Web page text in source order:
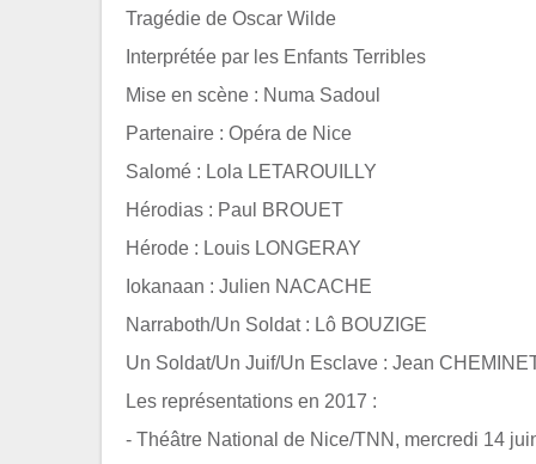
Tragédie de Oscar Wilde
Interprétée par les Enfants Terribles
Mise en scène : Numa Sadoul
Partenaire : Opéra de Nice
Salomé : Lola LETAROUILLY
Hérodias : Paul BROUET
Hérode : Louis LONGERAY
Iokanaan : Julien NACACHE
Narraboth/Un Soldat : Lô BOUZIGE
Un Soldat/Un Juif/Un Esclave : Jean
Les représentations en 2017 :
- Théâtre National de Nice/TNN, mercredi 14